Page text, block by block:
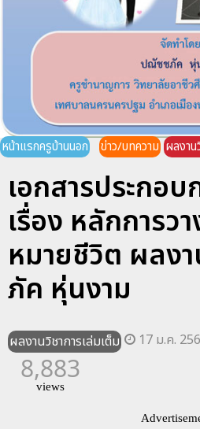
หน้าแรกครูบ้านนอก ข่าว/บทความ ผลงาน
เอกสารประกอบ
เรื่อง หลักการว
หมายชีวิต ผลง
ภัค หุ่นงาม
ผลงานวิชาการเล่มเต็ม 17 ม.ค.
8,883
views